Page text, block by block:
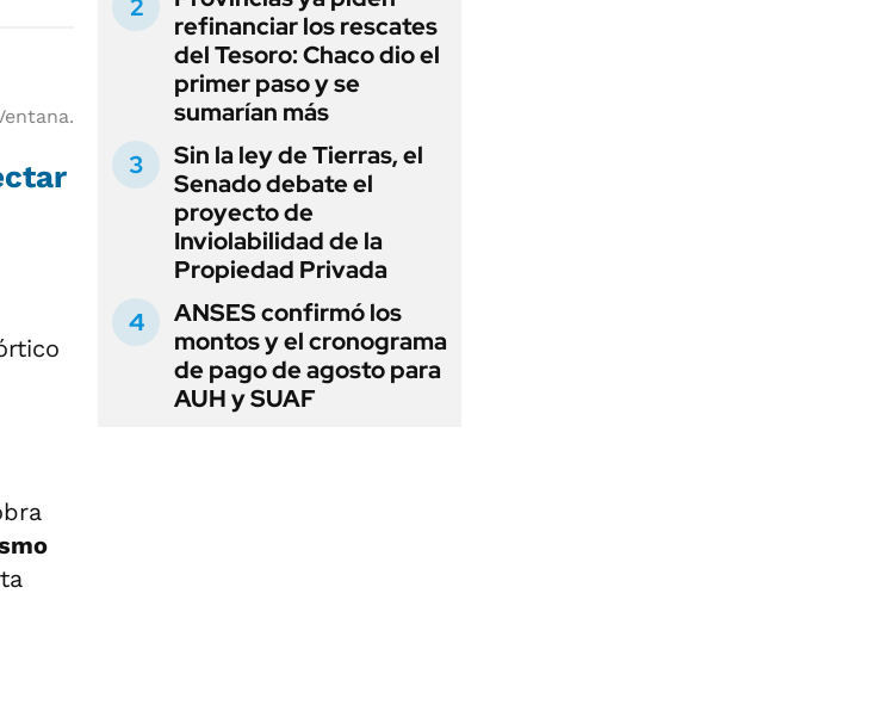
refinanciar los rescates
del Tesoro: Chaco dio el
primer paso y se
sumarían más
Sin la ley de Tierras, el
Senado debate el
proyecto de
Inviolabilidad de la
Propiedad Privada
ANSES confirmó los
montos y el cronograma
de pago de agosto para
AUH y SUAF